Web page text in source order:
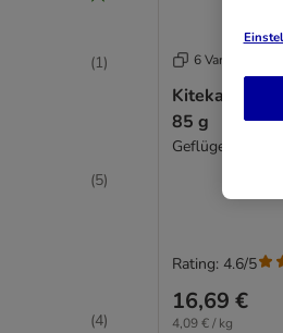
(1)
(5)
(4)
6 Varianten
Kitekat
85 g
Geflügel-Allerlei
16,69 €
4,09 € / kg
Rating: 4.6/5